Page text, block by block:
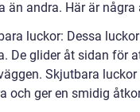
än andra. Här är
luckor: Dessa
De glider åt sidan för
Skjutbara
och ger en smidig